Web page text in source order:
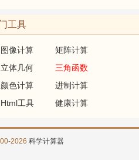
工具
图像计算
矩阵计算
立体几何
三角函数
颜色计算
进制计算
Html工具 健康计算
2026 科学计算器